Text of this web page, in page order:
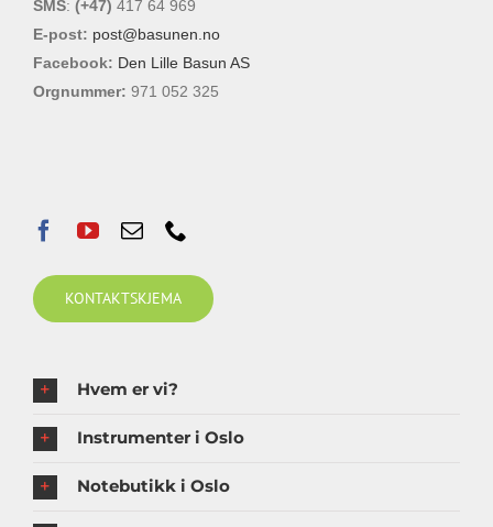
SMS: (+47) 417 64 969
E-post: post@basunen.no
Facebook: Den Lille Basun AS
Orgnummer: 971 052 325
KONTAKTSKJEMA
Hvem er vi?
Instrumenter i Oslo
Notebutikk i Oslo